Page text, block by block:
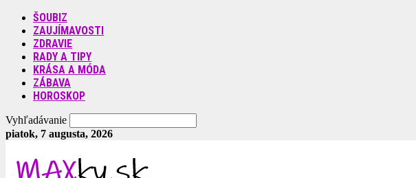
ŠOUBIZ
ZAUJÍMAVOSTI
ZDRAVIE
RADY A TIPY
KRÁSA A MÓDA
ZÁBAVA
HOROSKOP
Vyhľadávanie
piatok, 7 augusta, 2026